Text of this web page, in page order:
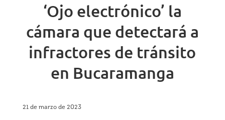
‘Ojo electrónico’ la
cámara que detectará a
infractores de tránsito
en Bucaramanga
21 de marzo de 2023